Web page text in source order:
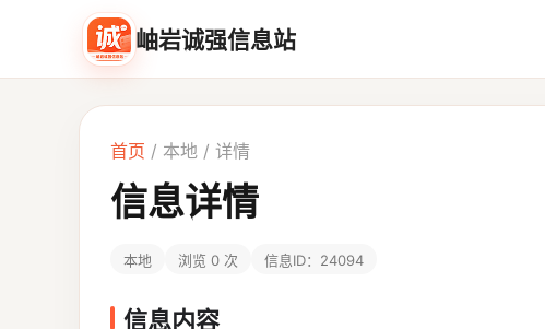
岫岩诚强信息站
首页 / 本地 / 详情
信息详情
本地 浏览 0 次 信息ID：24094
信息内容